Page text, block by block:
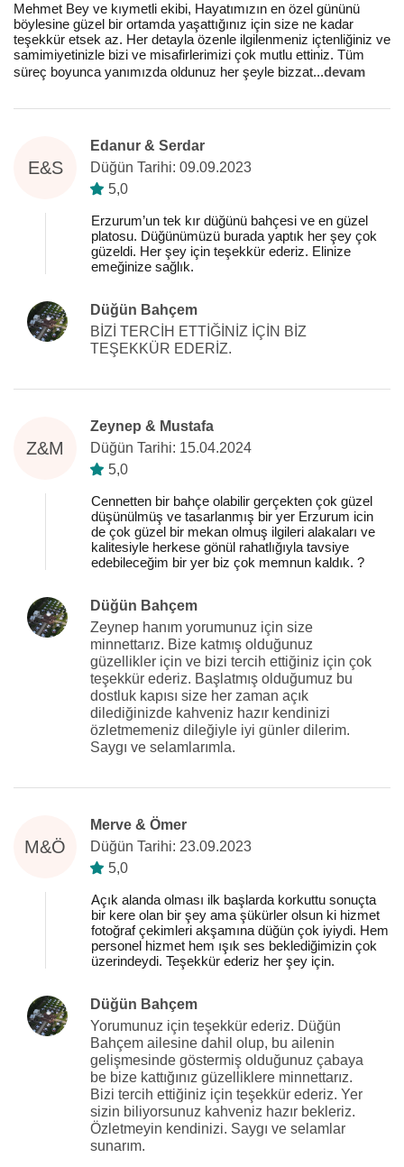
Mehmet Bey ve kıymetli ekibi, Hayatımızın en özel gününü
böylesine güzel bir ortamda yaşattığınız için size ne kadar
teşekkür etsek az. Her detayla özenle ilgilenmeniz içtenliğiniz ve
samimiyetinizle bizi ve misafirlerimizi çok mutlu ettiniz. Tüm
süreç boyunca yanımızda oldunuz her şeyle bizzat...devam
E&S
Edanur & Serdar
Düğün Tarihi: 09.09.2023
5,0
Erzurum’un tek kır düğünü bahçesi ve en güzel
platosu. Düğünümüzü burada yaptık her şey çok
güzeldi. Her şey için teşekkür ederiz. Elinize
emeğinize sağlık.
Düğün Bahçem
BİZİ TERCİH ETTİĞİNİZ İÇİN BİZ
TEŞEKKÜR EDERİZ.
Z&M
Zeynep & Mustafa
Düğün Tarihi: 15.04.2024
5,0
Cennetten bir bahçe olabilir gerçekten çok güzel
düşünülmüş ve tasarlanmış bir yer Erzurum icin
de çok güzel bir mekan olmuş ilgileri alakaları ve
kalitesiyle herkese gönül rahatlığıyla tavsiye
edebileceğim bir yer biz çok memnun kaldık. ?
Düğün Bahçem
Zeynep hanım yorumunuz için size
minnettarız. Bize katmış olduğunuz
güzellikler için ve bizi tercih ettiğiniz için çok
teşekkür ederiz. Başlatmış olduğumuz bu
dostluk kapısı size her zaman açık
dilediğinizde kahveniz hazır kendinizi
özletmemeniz dileğiyle iyi günler dilerim.
Saygı ve selamlarımla.
M&Ö
Merve & Ömer
Düğün Tarihi: 23.09.2023
5,0
Açık alanda olması ilk başlarda korkuttu sonuçta
bir kere olan bir şey ama şükürler olsun ki hizmet
fotoğraf çekimleri akşamına düğün çok iyiydi. Hem
personel hizmet hem ışık ses beklediğimizin çok
üzerindeydi. Teşekkür ederiz her şey için.
Düğün Bahçem
Yorumunuz için teşekkür ederiz. Düğün
Bahçem ailesine dahil olup, bu ailenin
gelişmesinde göstermiş olduğunuz çabaya
be bize kattığınız güzelliklere minnettarız.
Bizi tercih ettiğiniz için teşekkür ederiz. Yer
sizin biliyorsunuz kahveniz hazır bekleriz.
Özletmeyin kendinizi. Saygı ve selamlar
sunarım.